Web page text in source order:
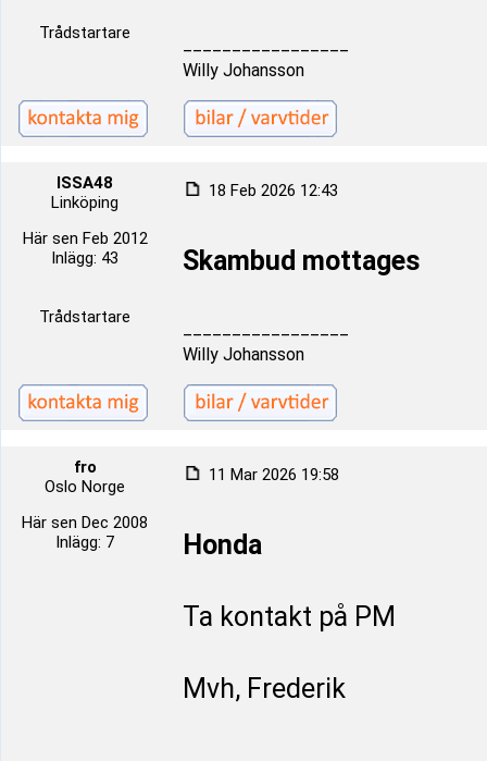
Trådstartare
Willy Johansson
ISSA48
Linköping
Här sen Feb 2012
Inlägg: 43
Trådstartare
18 Feb 2026 12:43
Skambud mottages
Willy Johansson
fro
Oslo Norge
Här sen Dec 2008
Inlägg: 7
11 Mar 2026 19:58
Honda
Ta kontakt på PM
Mvh, Frederik